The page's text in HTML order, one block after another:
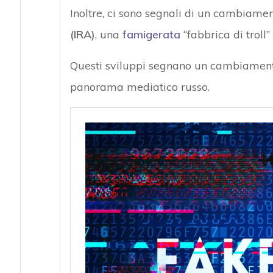
Inoltre, ci sono segnali di un
(IRA), una famigerata “fabbrica di
Questi sviluppi segnano un
panorama mediatico russo.